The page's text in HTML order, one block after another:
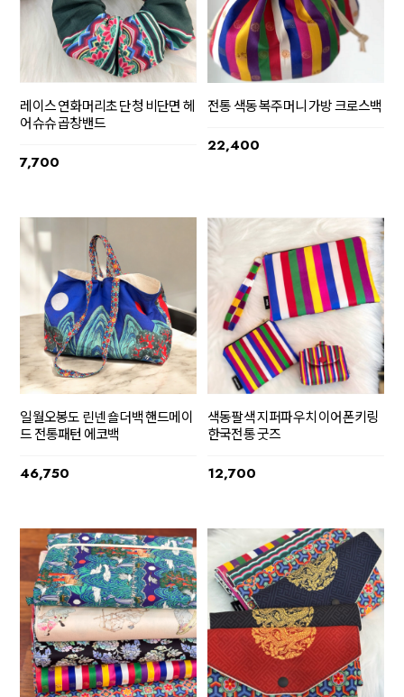
레이스 연화머리초 단청 비단면 헤
어슈슈 곱창밴드
7,700
전통 색동 복주머니 가방 크로스백
22,400
일월오봉도 린넨 숄더백 핸드메이
드 전통패턴 에코백
46,750
색동팔색 지퍼파우치 이어폰키링
한국전통 굿즈
12,700